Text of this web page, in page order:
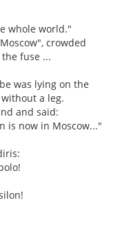
whole world."
crowded
fuse ...
was lying on the
a leg.
and said:
is now in Moscow..."